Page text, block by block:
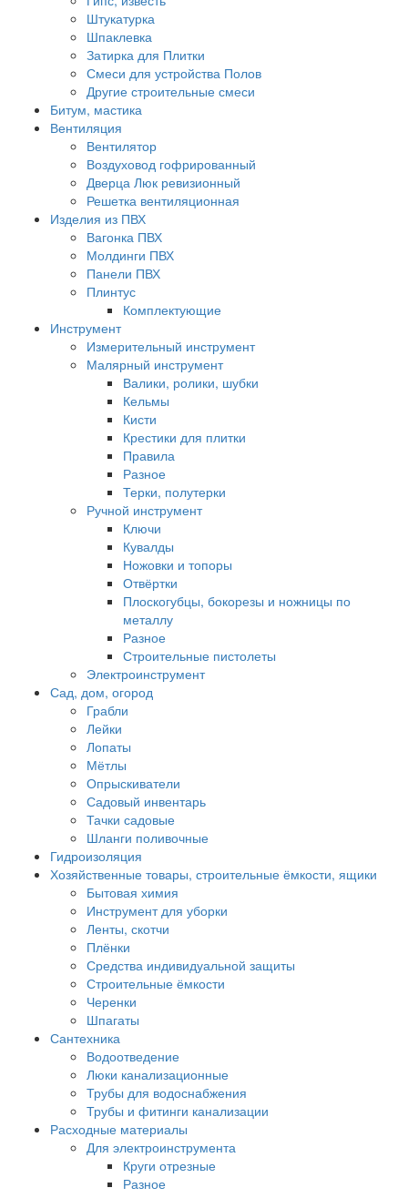
Штукатурка
Шпаклевка
Затирка для Плитки
Смеси для устройства Полов
Другие строительные смеси
Битум, мастика
Вентиляция
Вентилятор
Воздуховод гофрированный
Дверца Люк ревизионный
Решетка вентиляционная
Изделия из ПВХ
Вагонка ПВХ
Молдинги ПВХ
Панели ПВХ
Плинтус
Комплектующие
Инструмент
Измерительный инструмент
Малярный инструмент
Валики, ролики, шубки
Кельмы
Кисти
Крестики для плитки
Правила
Разное
Терки, полутерки
Ручной инструмент
Ключи
Кувалды
Ножовки и топоры
Отвёртки
Плоскогубцы, бокорезы и ножницы по
металлу
Разное
Строительные пистолеты
Электроинструмент
Сад, дом, огород
Грабли
Лейки
Лопаты
Мётлы
Опрыскиватели
Садовый инвентарь
Тачки садовые
Шланги поливочные
Гидроизоляция
Хозяйственные товары, строительные ёмкости, ящики
Бытовая химия
Инструмент для уборки
Ленты, скотчи
Плёнки
Средства индивидуальной защиты
Строительные ёмкости
Черенки
Шпагаты
Сантехника
Водоотведение
Люки канализационные
Трубы для водоснабжения
Трубы и фитинги канализации
Расходные материалы
Для электроинструмента
Круги отрезные
Разное